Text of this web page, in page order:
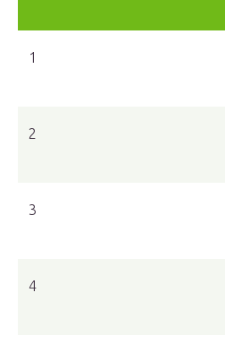
1
2
3
4